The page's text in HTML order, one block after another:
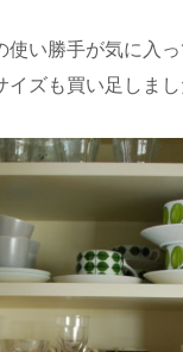
使い勝手が気に入
イズも買い足しまし